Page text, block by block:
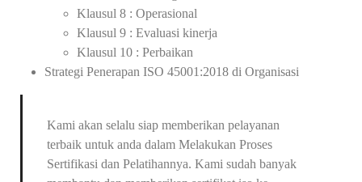
Klausul 8 : Operasional
Klausul 9 : Evaluasi kinerja
Klausul 10 : Perbaikan
Strategi Penerapan ISO 45001:2018 di Organisasi
Kami akan selalu siap memberikan pelayanan
terbaik untuk anda dalam Melakukan Proses
Sertifikasi dan Pelatihannya. Kami sudah banyak